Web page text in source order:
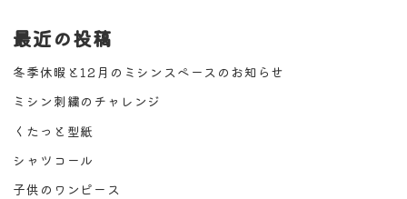
最近の投稿
冬季休暇と12月のミシンスペースのお知らせ
ミシン刺繍のチャレンジ
くたっと型紙
シャツコール
子供のワンピース